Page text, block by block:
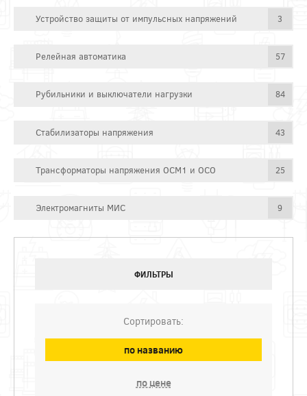
Устройство защиты от импульсных напряжений 3
Релейная автоматика 57
Рубильники и выключатели нагрузки 84
Стабилизаторы напряжения 43
Трансформаторы напряжения ОСМ1 и ОСО 25
Электромагниты МИС 9
ФИЛЬТРЫ
Сортировать:
по названию
по цене